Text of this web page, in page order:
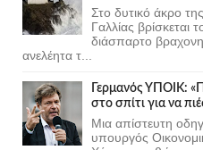
Στο δυτικό άκρο
Γαλλίας βρίσκεται
διάσπαρτο
ανελέητα τ...
Γερμανός ΥΠΟΙΚ:
στο σπίτι για να
Μια απίστευτη
υπουργός